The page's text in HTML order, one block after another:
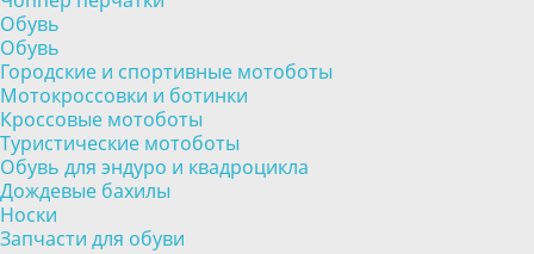
Обувь
Обувь
Городские и спортивные мотоботы
Мотокроссовки и ботинки
Кроссовые мотоботы
Туристические мотоботы
Обувь для эндуро и квадроцикла
Дождевые бахилы
Носки
Запчасти для обуви